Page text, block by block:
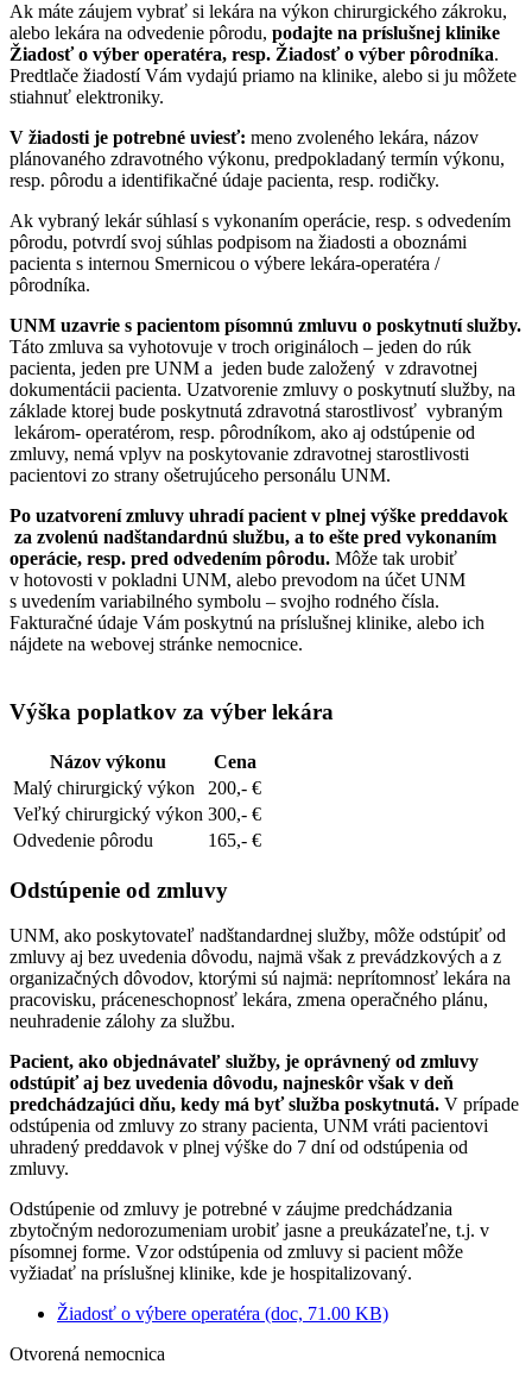
Ak máte záujem vybrať si lekára na výkon chirurgického zákroku,
alebo lekára na odvedenie pôrodu, podajte na príslušnej klinike
Žiadosť o výber operatéra, resp. Žiadosť o výber pôrodníka.
Predtlače žiadostí Vám vydajú priamo na klinike, alebo si ju môžete
stiahnuť elektroniky.
V žiadosti je potrebné uviesť: meno zvoleného lekára, názov
plánovaného zdravotného výkonu, predpokladaný termín výkonu,
resp. pôrodu a identifikačné údaje pacienta, resp. rodičky.
Ak vybraný lekár súhlasí s vykonaním operácie, resp. s odvedením
pôrodu, potvrdí svoj súhlas podpisom na žiadosti a oboznámi
pacienta s internou Smernicou o výbere lekára-operatéra /
pôrodníka.
UNM uzavrie s pacientom písomnú zmluvu o poskytnutí služby.
Táto zmluva sa vyhotovuje v troch origináloch – jeden do rúk
pacienta, jeden pre UNM a jeden bude založený v zdravotnej
dokumentácii pacienta. Uzatvorenie zmluvy o poskytnutí služby, na
základe ktorej bude poskytnutá zdravotná starostlivosť vybraným
lekárom- operatérom, resp. pôrodníkom, ako aj odstúpenie od
zmluvy, nemá vplyv na poskytovanie zdravotnej starostlivosti
pacientovi zo strany ošetrujúceho personálu UNM.
Po uzatvorení zmluvy uhradí pacient v plnej výške preddavok
za zvolenú nadštandardnú službu, a to ešte pred vykonaním
operácie, resp. pred odvedením pôrodu. Môže tak urobiť
v hotovosti v pokladni UNM, alebo prevodom na účet UNM
s uvedením variabilného symbolu – svojho rodného čísla.
Fakturačné údaje Vám poskytnú na príslušnej klinike, alebo ich
nájdete na webovej stránke nemocnice.
Výška poplatkov za výber lekára
Názov výkonu
Cena
Malý chirurgický výkon
200,- €
Veľký chirurgický výkon 300,- €
Odvedenie pôrodu
165,- €
Odstúpenie od zmluvy
UNM, ako poskytovateľ nadštandardnej služby, môže odstúpiť od
zmluvy aj bez uvedenia dôvodu, najmä však z prevádzkových a z
organizačných dôvodov, ktorými sú najmä: neprítomnosť lekára na
pracovisku, práceneschopnosť lekára, zmena operačného plánu,
neuhradenie zálohy za službu.
Pacient, ako objednávateľ služby, je oprávnený od zmluvy
odstúpiť aj bez uvedenia dôvodu, najneskôr však v deň
predchádzajúci dňu, kedy má byť služba poskytnutá. V prípade
odstúpenia od zmluvy zo strany pacienta, UNM vráti pacientovi
uhradený preddavok v plnej výške do 7 dní od odstúpenia od
zmluvy.
Odstúpenie od zmluvy je potrebné v záujme predchádzania
zbytočným nedorozumeniam urobiť jasne a preukázateľne, t.j. v
písomnej forme. Vzor odstúpenia od zmluvy si pacient môže
vyžiadať na príslušnej klinike, kde je hospitalizovaný.
Žiadosť o výbere operatéra (doc, 71.00 KB)
Otvorená nemocnica